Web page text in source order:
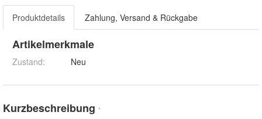
Produktdetails Zahlung, Versand & Rückgabe
Artikelmerkmale
Zustand: Neu
Kurzbeschreibung *